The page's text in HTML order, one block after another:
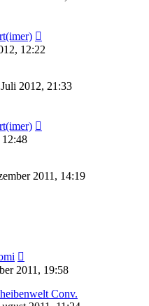
12:22
2012, 21:33
2011, 14:19
2011, 19:58
Conv.